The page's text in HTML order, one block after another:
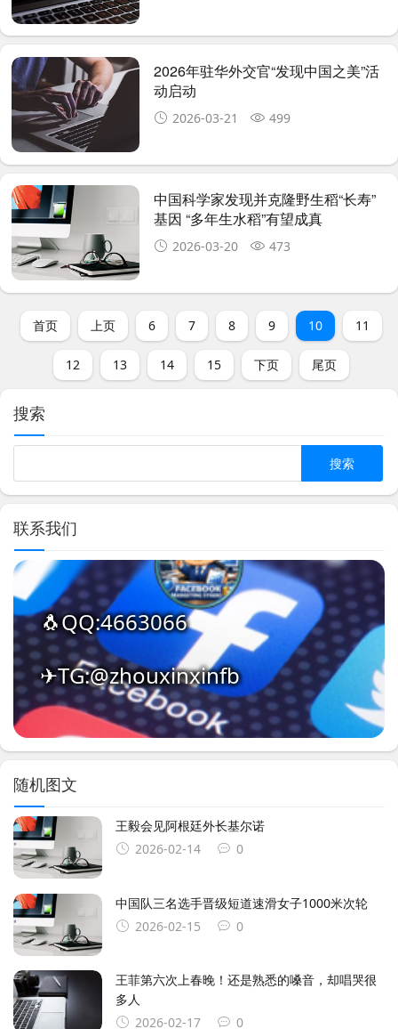
2026年驻华外交官“发现中国之美”活
动启动
2026-03-21 499
中国科学家发现并克隆野生稻“长寿”
基因 “多年生水稻”有望成真
2026-03-20 473
首页 上页 6 7 8 9 10 11
12 13 14 15 下页 尾页
搜索
联系我们
🐧QQ:4663066
✈TG:@zhouxinxinfb
随机图文
王毅会见阿根廷外长基尔诺
2026-02-14
0
中国队三名选手晋级短道速滑女子1000米次轮
2026-02-15
0
王菲第六次上春晚！还是熟悉的嗓音，却唱哭很
多人
2026-02-17
0